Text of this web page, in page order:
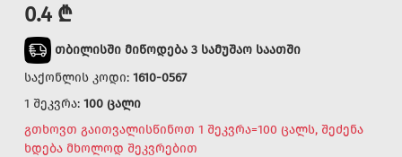
0.4 ₾
თბილისში მიწოდება 3 სამუშაო საათში
საქონლის კოდი: 1610-0567
1 შეკვრა: 100 ცალი
გთხოვთ გაითვალისწინოთ 1 შეკვრა=100 ცალს, შეძენა
ხდება მხოლოდ შეკვრებით